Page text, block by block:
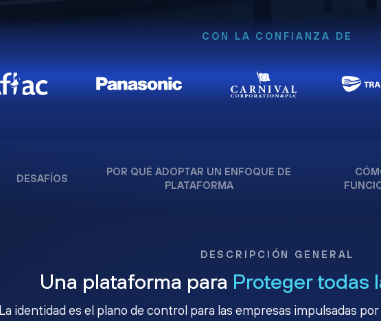
CON LA CONFIANZA DE
DESAFÍOS
POR QUÉ ADOPTAR UN ENFOQUE DE
PLATAFORMA
DESCRIPCIÓN GENERAL
Una plataforma para Proteger todas
La identidad es el plano de control para las empresas impulsadas